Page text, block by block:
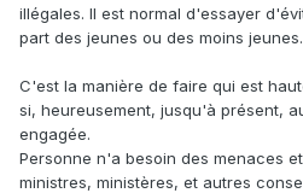
illégales. Il est normal d'essayer
part des jeunes ou des moins jeunes.
C'est la manière de faire qui est
si, heureusement, jusqu'à présent,
engagée.
Personne n'a besoin des menaces
ministres, ministères, et autres